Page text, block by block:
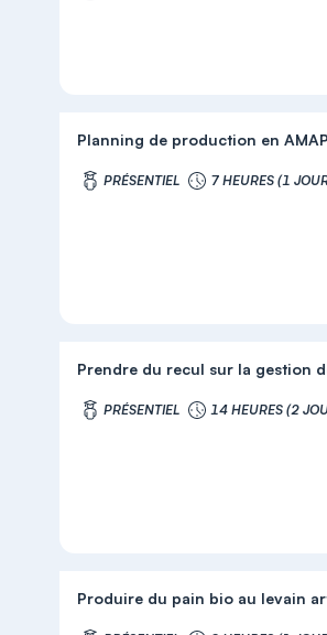
Planning de production en AMAP
PRÉSENTIEL 7 HEURES (1
Prendre du recul sur la gestion
PRÉSENTIEL 14 HEURES (2
Produire du pain bio au levain